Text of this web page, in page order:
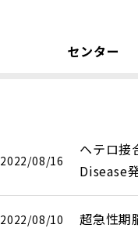
センター
2022/08/16
ヘテロ接
Disease
2022/08/10 超急性期